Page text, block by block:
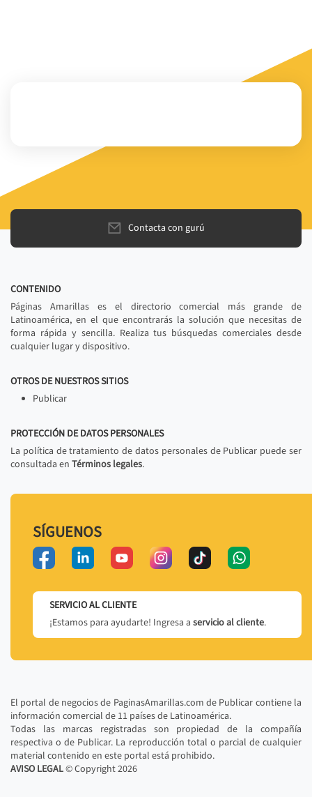
Contacta con gurú
CONTENIDO
Páginas Amarillas es el directorio comercial más grande de
Latinoamérica, en el que encontrarás la solución que necesitas de
forma rápida y sencilla. Realiza tus búsquedas comerciales desde
cualquier lugar y dispositivo.
OTROS DE NUESTROS SITIOS
Publicar
PROTECCIÓN DE DATOS PERSONALES
La política de tratamiento de datos personales de Publicar puede ser
consultada en Términos legales.
SÍGUENOS
SERVICIO AL CLIENTE
¡Estamos para ayudarte! Ingresa a servicio al cliente.
El portal de negocios de PaginasAmarillas.com de Publicar contiene la
información comercial de 11 países de Latinoamérica.
Todas las marcas registradas son propiedad de la compañía
respectiva o de Publicar. La reproducción total o parcial de cualquier
material contenido en este portal está prohibido.
AVISO LEGAL© Copyright2026